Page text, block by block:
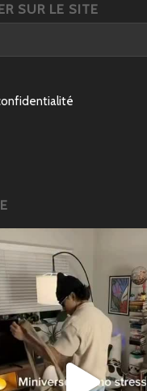
SUR LE SITE